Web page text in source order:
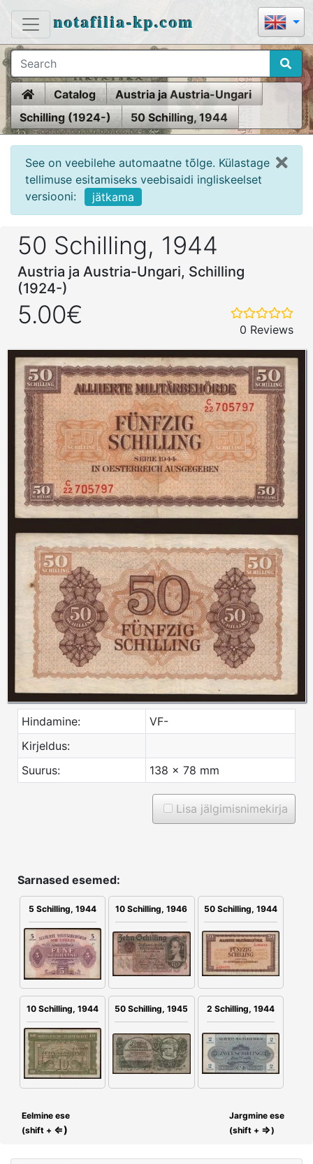
notafilia-kp.com
HomeCatalog
Austria ja Austria-Ungari
Schilling (1924-)
50 Schilling, 1944
See on veebilehe automaatne tõlge. Külastage
tellimuse esitamiseks veebisaidi ingliskeelset
versiooni:
jätkama
50 Schilling, 1944
Austria ja Austria-Ungari, Schilling
(1924-)
5.00€
0 Reviews
Hindamine:
VF-
Kirjeldus:
Suurus:
138 x 78 mm
Lisa jälgimisnimekirja
Sarnased esemed:
5 Schilling, 1944 10 Schilling, 1946 50 Schilling, 1944
10 Schilling, 1944 50 Schilling, 1945 2 Schilling, 1944
Eelmine ese
(shift + ⇐)
Jargmine ese
(shift + ⇒)